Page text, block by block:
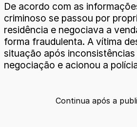
De acordo com as
criminoso se passou por
residência e negociava a
forma fraudulenta. A vítima
situação após
negociação e acionou a
Continua após a